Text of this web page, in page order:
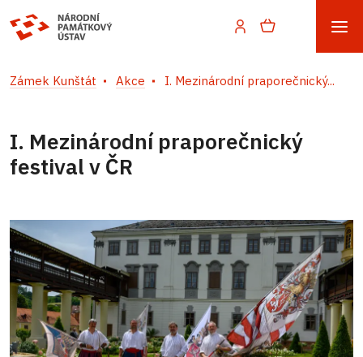
Zámek Kunštát Akce I. Mezinárodní praporečnický...
I. Mezinárodní praporečnický
festival v ČR